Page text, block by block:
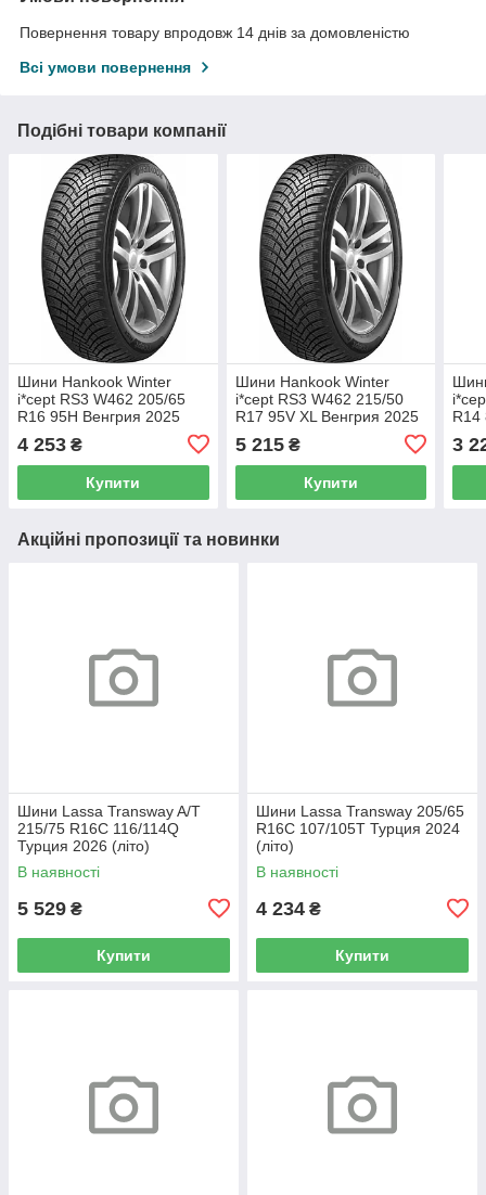
Повернення товару впродовж 14 днів за домовленістю
Всі умови повернення
Подібні товари компанії
Шини Hankook Winter
i*cept RS3 W462 205/65
R16 95H Венгрия 2025
4 253 ₴
Купити
Шини Hankook Winter
i*cept RS3 W462 215/50
R17 95V XL Венгрия 2025
5 215₴
Купити
R14
3
Акційні пропозиції та новинки
Шини Lassa Transway A/T
215/75 R16C 116/114Q
Турция 2026 (літо)
В наявності
5 529 ₴
Купити
Шини Lassa Transway 205/65
R16C 107/105T Турция 2024
(літо)
В наявності
4 234 ₴
Купити